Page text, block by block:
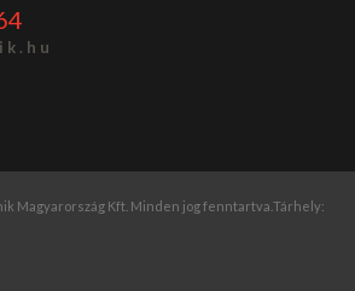
k . h u
Magyarország Kft. Minden jog fenntartva. Tárhely: